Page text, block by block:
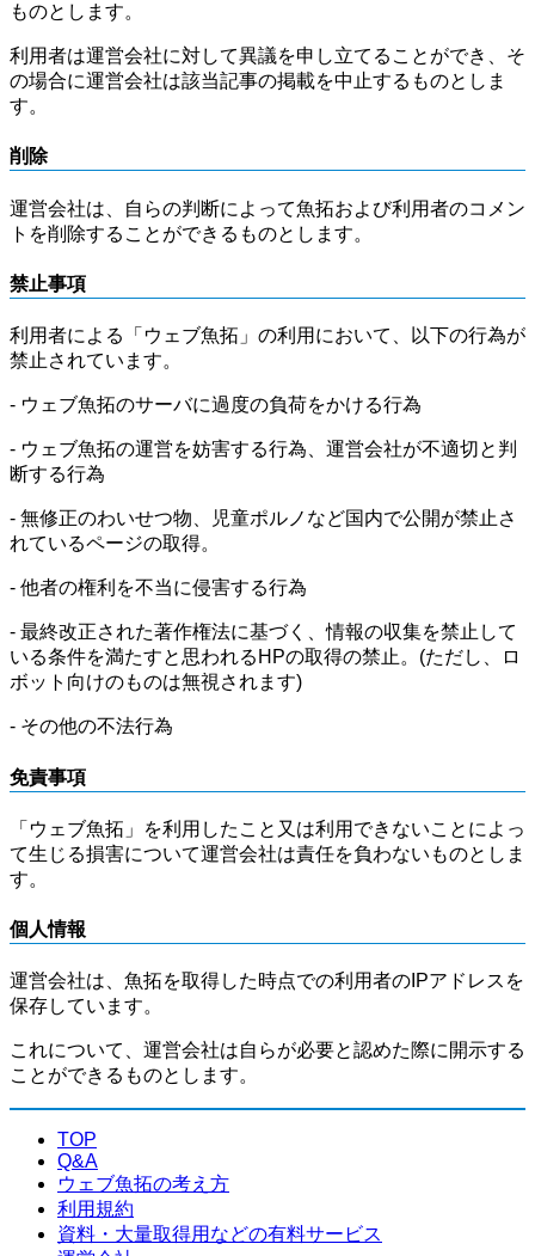
ものとします。
利用者は運営会社に対して異議を申し立てることができ、そ
の場合に運営会社は該当記事の掲載を中止するものとしま
す。
削除
運営会社は、自らの判断によって魚拓および利用者のコメン
トを削除することができるものとします。
禁止事項
利用者による「ウェブ魚拓」の利用において、以下の行為が
禁止されています。
- ウェブ魚拓のサーバに過度の負荷をかける行為
- ウェブ魚拓の運営を妨害する行為、運営会社が不適切と判
断する行為
- 無修正のわいせつ物、児童ポルノなど国内で公開が禁止さ
れているページの取得。
- 他者の権利を不当に侵害する行為
- 最終改正された著作権法に基づく、情報の収集を禁止して
いる条件を満たすと思われるHPの取得の禁止。(ただし、ロ
ボット向けのものは無視されます)
- その他の不法行為
免責事項
「ウェブ魚拓」を利用したこと又は利用できないことによっ
て生じる損害について運営会社は責任を負わないものとしま
す。
個人情報
運営会社は、魚拓を取得した時点での利用者のIPアドレスを
保存しています。
これについて、運営会社は自らが必要と認めた際に開示する
ことができるものとします。
TOP
Q&A
ウェブ魚拓の考え方
利用規約
資料・大量取得用などの有料サービス